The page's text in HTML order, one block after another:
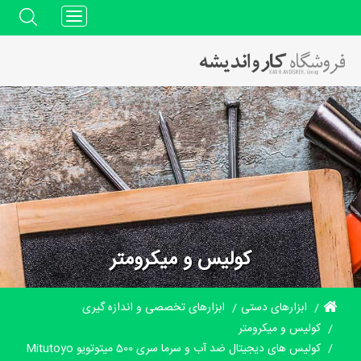
Toggle
navigation
کولیس و میکرومتر
ابزارهای دستی
ابزارهای تخصصی و اندازه گیری
کولیس و میکرومتر
کولیس های دیجیتال ضد آب و سرما سری 500 میتوتویو Mitutoyo